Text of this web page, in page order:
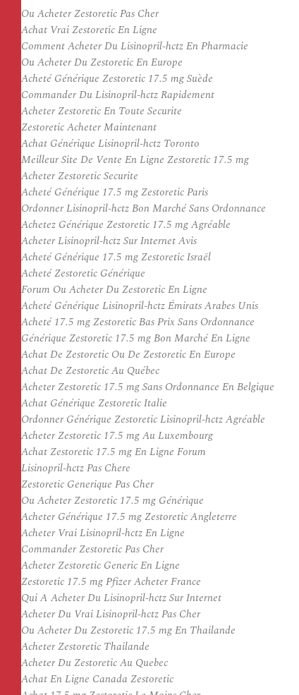
Ou Acheter Zestoretic Pas Cher
Achat Vrai Zestoretic En Ligne
Comment Acheter Du Lisinopril-hctz En Pharmacie
Ou Acheter Du Zestoretic En Europe
Acheté Générique Zestoretic 17.5 mg Suède
Commander Du Lisinopril-hctz Rapidement
Acheter Zestoretic En Toute Securite
Zestoretic Acheter Maintenant
Achat Générique Lisinopril-hctz Toronto
Meilleur Site De Vente En Ligne Zestoretic 17.5 mg
Acheter Zestoretic Securite
Acheté Générique 17.5 mg Zestoretic Paris
Ordonner Lisinopril-hctz Bon Marché Sans Ordonnance
Achetez Générique Zestoretic 17.5 mg Agréable
Acheter Lisinopril-hctz Sur Internet Avis
Acheté Générique 17.5 mg Zestoretic Israël
Acheté Zestoretic Générique
Forum Ou Acheter Du Zestoretic En Ligne
Acheté Générique Lisinopril-hctz Émirats Arabes Unis
Acheté 17.5 mg Zestoretic Bas Prix Sans Ordonnance
Générique Zestoretic 17.5 mg Bon Marché En Ligne
Achat De Zestoretic Ou De Zestoretic En Europe
Achat De Zestoretic Au Québec
Acheter Zestoretic 17.5 mg Sans Ordonnance En Belgique
Achat Générique Zestoretic Italie
Ordonner Générique Zestoretic Lisinopril-hctz Agréable
Acheter Zestoretic 17.5 mg Au Luxembourg
Achat Zestoretic 17.5 mg En Ligne Forum
Lisinopril-hctz Pas Chere
Zestoretic Generique Pas Cher
Ou Acheter Zestoretic 17.5 mg Générique
Acheter Générique 17.5 mg Zestoretic Angleterre
Acheter Vrai Lisinopril-hctz En Ligne
Commander Zestoretic Pas Cher
Acheter Zestoretic Generic En Ligne
Zestoretic 17.5 mg Pfizer Acheter France
Qui A Acheter Du Lisinopril-hctz Sur Internet
Acheter Du Vrai Lisinopril-hctz Pas Cher
Ou Acheter Du Zestoretic 17.5 mg En Thailande
Acheter Zestoretic Thailande
Acheter Du Zestoretic Au Quebec
Achat En Ligne Canada Zestoretic